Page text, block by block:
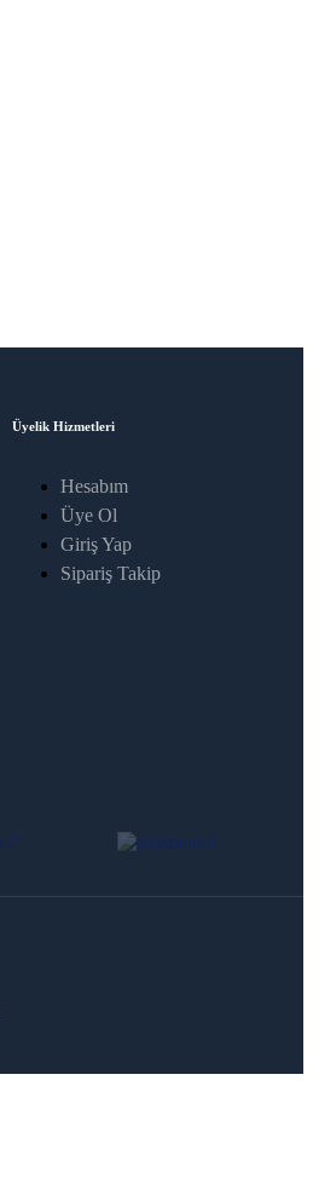
Üyelik Hizmetleri
Hesabım
Üye Ol
Giriş Yap
Sipariş Takip